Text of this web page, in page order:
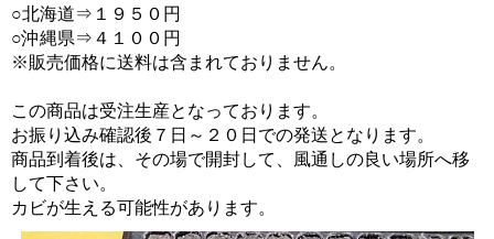
○北海道⇒１９５０円
○沖縄県⇒４１００円
※販売価格に送料は含まれておりません。
この商品は受注生産となっております。
お振り込み確認後７日～２０日での発送となります。
商品到着後は、その場で開封して、風通しの良い場所へ移
して下さい。
カビが生える可能性があります。